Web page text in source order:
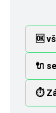
🆗
🔌
⏱️